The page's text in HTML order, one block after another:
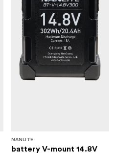
NANLITE
battery V-mount 14.8V